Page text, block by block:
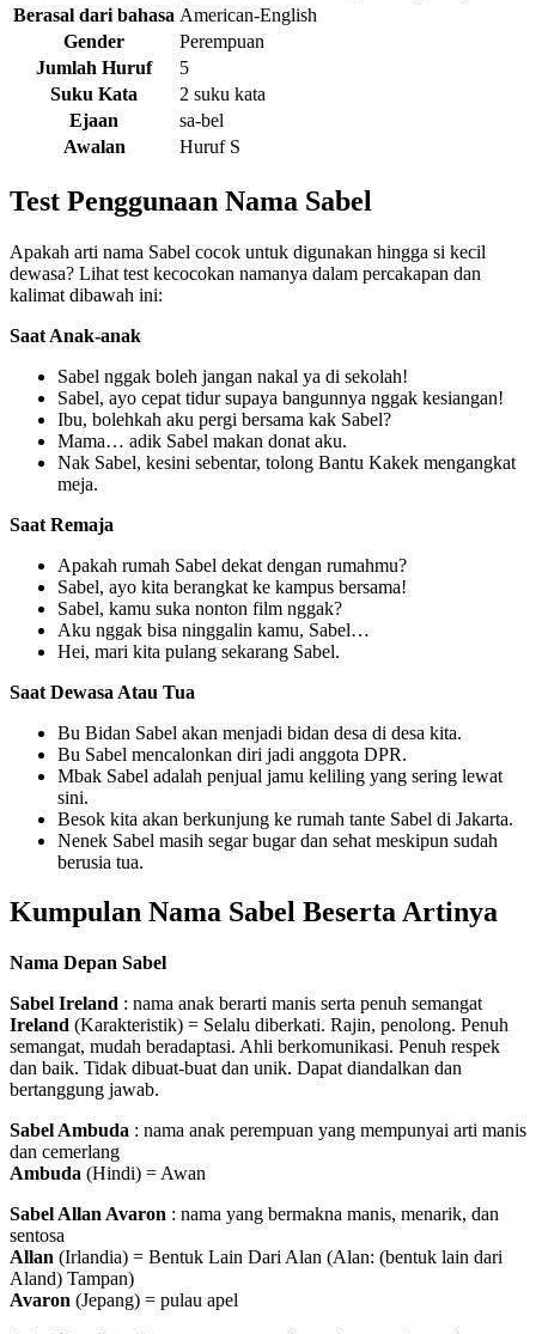
Berasal dari bahasa American-English
Gender
Perempuan
Jumlah Huruf
5
Suku Kata
2 suku kata
Ejaan
sa-bel
Awalan
Huruf S
Test Penggunaan Nama Sabel
Apakah arti nama Sabel cocok untuk digunakan hingga si kecil
dewasa? Lihat test kecocokan namanya dalam percakapan dan
kalimat dibawah ini:
Saat Anak-anak
Sabel nggak boleh jangan nakal ya di sekolah!
Sabel, ayo cepat tidur supaya bangunnya nggak kesiangan!
Ibu, bolehkah aku pergi bersama kak Sabel?
Mama… adik Sabel makan donat aku.
Nak Sabel, kesini sebentar, tolong Bantu Kakek mengangkat
meja.
Saat Remaja
Apakah rumah Sabel dekat dengan rumahmu?
Sabel, ayo kita berangkat ke kampus bersama!
Sabel, kamu suka nonton film nggak?
Aku nggak bisa ninggalin kamu, Sabel…
Hei, mari kita pulang sekarang Sabel.
Saat Dewasa Atau Tua
Bu Bidan Sabel akan menjadi bidan desa di desa kita.
Bu Sabel mencalonkan diri jadi anggota DPR.
Mbak Sabel adalah penjual jamu keliling yang sering lewat
sini.
Besok kita akan berkunjung ke rumah tante Sabel di Jakarta.
Nenek Sabel masih segar bugar dan sehat meskipun sudah
berusia tua.
Kumpulan Nama Sabel Beserta Artinya
Nama Depan Sabel
Sabel Ireland : nama anak berarti manis serta penuh semangat
Ireland (Karakteristik) = Selalu diberkati. Rajin, penolong. Penuh
semangat, mudah beradaptasi. Ahli berkomunikasi. Penuh respek
dan baik. Tidak dibuat-buat dan unik. Dapat diandalkan dan
bertanggung jawab.
Sabel Ambuda : nama anak perempuan yang mempunyai arti manis
dan cemerlang
Ambuda (Hindi) = Awan
Sabel Allan Avaron : nama yang bermakna manis, menarik, dan
sentosa
Allan (Irlandia) = Bentuk Lain Dari Alan (Alan: (bentuk lain dari
Aland) Tampan)
Avaron (Jepang) = pulau apel